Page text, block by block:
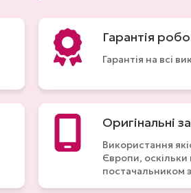
Гарантія
Гарантія на всі
Оригінальні
Використання
Європи,
постачальником